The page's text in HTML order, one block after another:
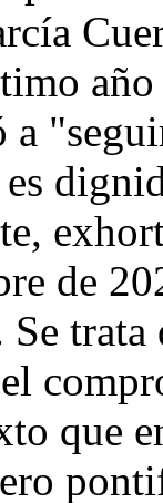
de
que